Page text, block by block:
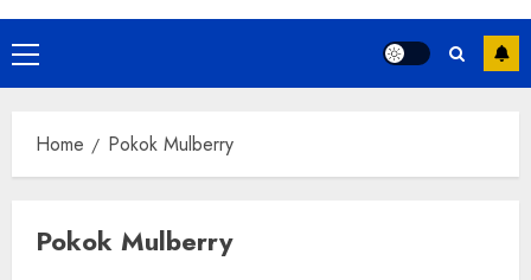
Primary
Menu
Home Pokok Mulberry
Pokok Mulberry